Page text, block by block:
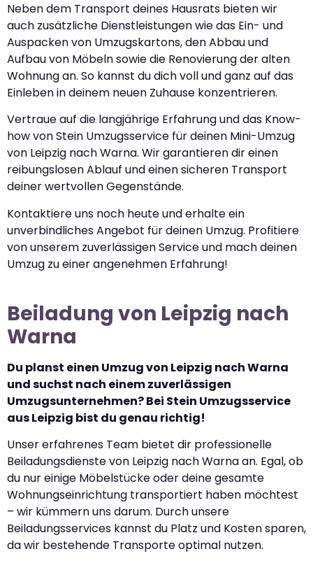
Neben dem Transport deines Hausrats bieten wir
auch zusätzliche Dienstleistungen wie das Ein- und
Auspacken von Umzugskartons, den Abbau und
Aufbau von Möbeln sowie die Renovierung der alten
Wohnung an. So kannst du dich voll und ganz auf das
Einleben in deinem neuen Zuhause konzentrieren.
Vertraue auf die langjährige Erfahrung und das Know-
how von Stein Umzugsservice für deinen Mini-Umzug
von Leipzig nach Warna. Wir garantieren dir einen
reibungslosen Ablauf und einen sicheren Transport
deiner wertvollen Gegenstände.
Kontaktiere uns noch heute und erhalte ein
unverbindliches Angebot für deinen Umzug. Profitiere
von unserem zuverlässigen Service und mach deinen
Umzug zu einer angenehmen Erfahrung!
Beiladung von Leipzig nach
Warna
Du planst einen Umzug von Leipzig nach Warna
und suchst nach einem zuverlässigen
Umzugsunternehmen? Bei Stein Umzugsservice
aus Leipzig bist du genau richtig!
Unser erfahrenes Team bietet dir professionelle
Beiladungsdienste von Leipzig nach Warna an. Egal, ob
du nur einige Möbelstücke oder deine gesamte
Wohnungseinrichtung transportiert haben möchtest
– wir kümmern uns darum. Durch unsere
Beiladungsservices kannst du Platz und Kosten sparen,
da wir bestehende Transporte optimal nutzen.